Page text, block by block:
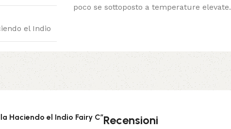
el Indio
poco se sottoposto a temperature elevate.
Recensioni
Haciendo el Indio Fairy C”